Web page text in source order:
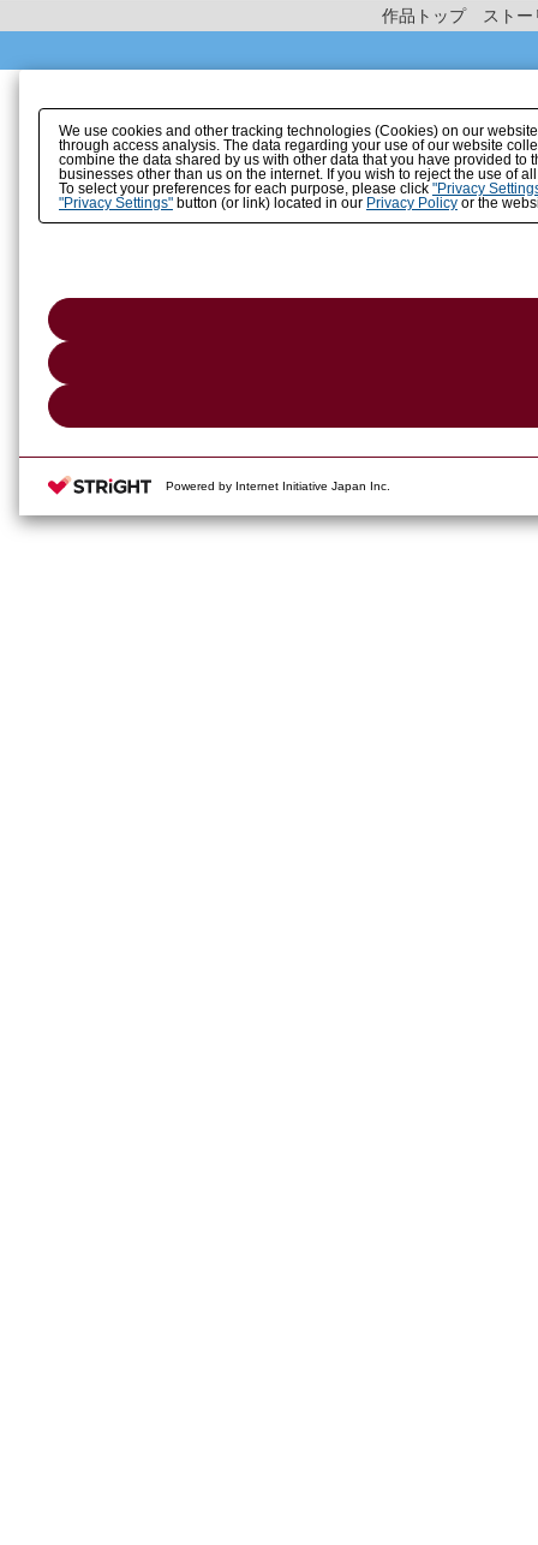
作品トップ ストー
We use cookies and other tracking technologies (Cookies) on our
through access analysis. The data regarding your use of our website
combine the data shared by us with other data that you have provided
businesses other than us on the internet. If you wish to reject the use of
To select your preferences for each purpose, please click "Privacy
"Privacy Settings"button (or link) located in our Privacy Policyor the
Powered by Internet Initiative Japan Inc.